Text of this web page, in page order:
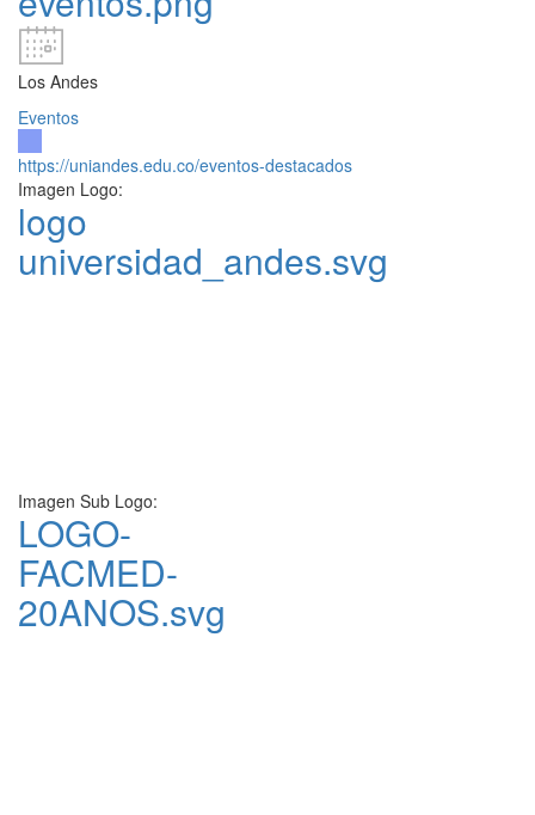
Los Andes
Eventos
https://uniandes.edu.co/eventos-destacados
Imagen Logo:
logo
universidad_andes.svg
Imagen Sub Logo:
LOGO-
FACMED-
20ANOS.svg